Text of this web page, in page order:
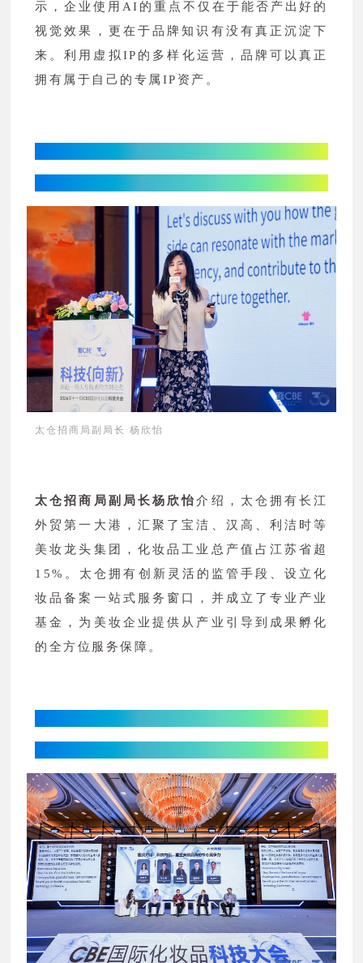
示，企业使用AI的重点不仅在于能否产出好的
视觉效果，更在于品牌知识有没有真正沉淀下
来。利用虚拟IP的多样化运营，品牌可以真正
拥有属于自己的专属IP资产。
太仓招商局副局长 杨欣怡
太仓招商局副局长杨欣怡介绍，太仓拥有长江
外贸第一大港，汇聚了宝洁、汉高、利洁时等
美妆龙头集团，化妆品工业总产值占江苏省超
15%。太仓拥有创新灵活的监管手段、设立化
妆品备案一站式服务窗口，并成立了专业产业
基金，为美妆企业提供从产业引导到成果孵化
的全方位服务保障。